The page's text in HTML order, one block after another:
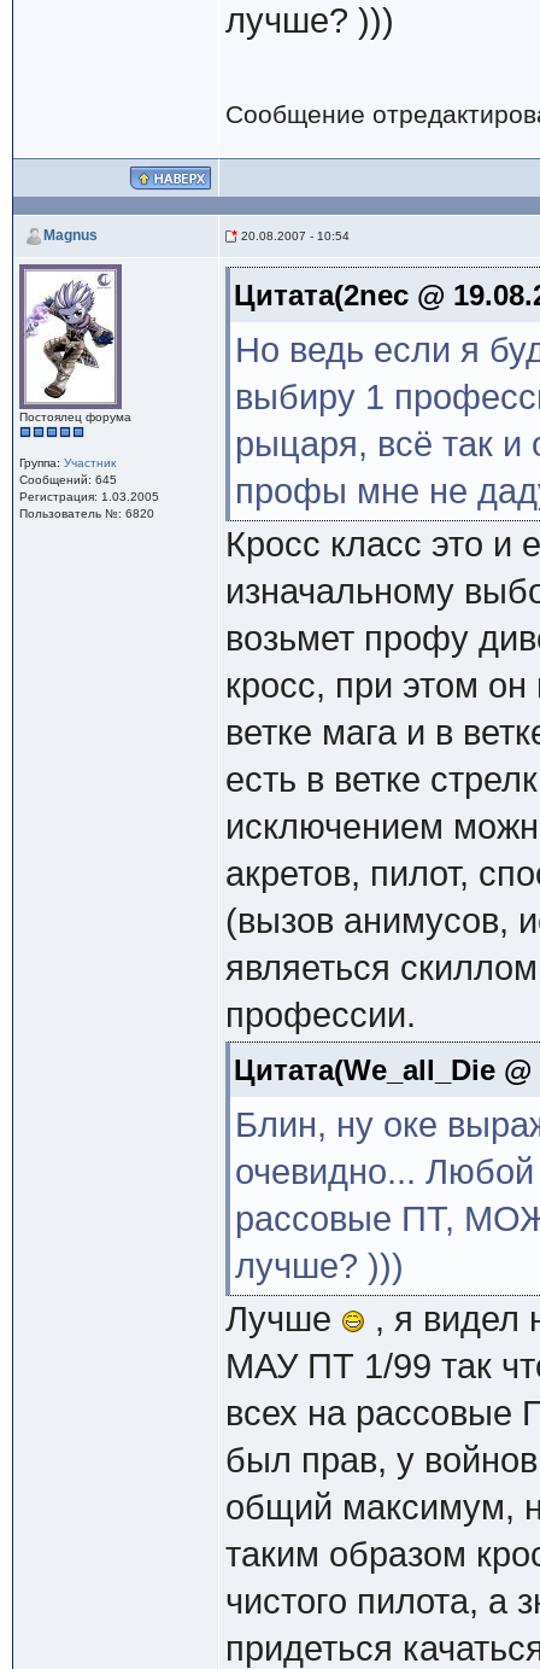
лучше? )))
Сообщение
Magnus 20.08.2007 - 10:54
Постоялец форума
Группа: Участник
Сообщений: 645
Регистрация: 1.03.2005
Пользователь №: 6820
Цитата(2nec @
Но ведь если я
выбиру 1
рыцаря, всё так и
профы мне не
Кросс класс это и
изначальному
возьмет профу
кросс, при этом
ветке мага и в
есть в ветке
исключением
акретов, пилот,
(вызов анимусов,
являеться
профессии.
Цитата(We_all_Die
Блин, ну оке
очевидно...
рассовые ПТ,
лучше? )))
Лучше
, я видел
МАУ ПТ 1/99 так
всех на рассовые
был прав, у
общий максимум,
таким образом
чистого пилота, а
придеться